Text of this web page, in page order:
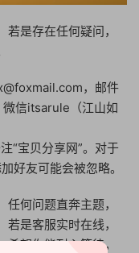
是存在任何疑问，
，邮件
微信itsarule（江山如
“宝贝分享网”。对于
好友可能会被忽略。
何问题直奔主题，
是客服实时在线，
望你能耐心等待，